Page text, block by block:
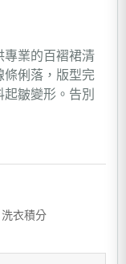
專業的百褶裙清
條俐落，版型完
皺變形。告別
洗衣積分